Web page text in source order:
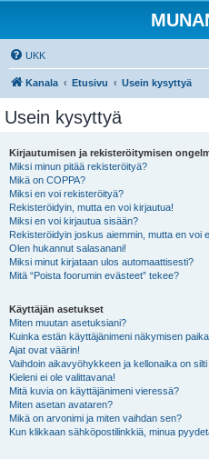
UKK
Kanala Etusivu Usein kysyttyä
Usein kysyttyä
Kirjautumisen ja rekisteröitymisen
Miksi minun pitää rekisteröityä?
Mikä on COPPA?
Miksi en voi rekisteröityä?
Rekisteröidyin, mutta en voi kirjautua!
Miksi en voi kirjautua sisään?
Rekisteröidyin joskus aiemmin, mutta en voi
Olen hukannut salasanani!
Miksi minut kirjataan ulos automaattisesti?
Mitä “Poista foorumin evästeet” tekee?
Käyttäjän asetukset
Miten muutan asetuksiani?
Kuinka estän käyttäjänimeni näkymisen
Ajat ovat väärin!
Vaihdoin aikavyöhykkeen ja kellonaika on silti
Kieleni ei ole valittavana!
Mitä kuvia on käyttäjänimeni vieressä?
Miten asetan avataren?
Mikä on arvonimi ja miten vaihdan sen?
Kun klikkaan sähköpostilinkkiä, minua